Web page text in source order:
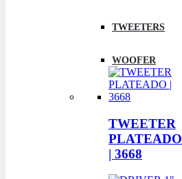
TWEETERS
WOOFER
TWEETER
PLATEADO
| 3668